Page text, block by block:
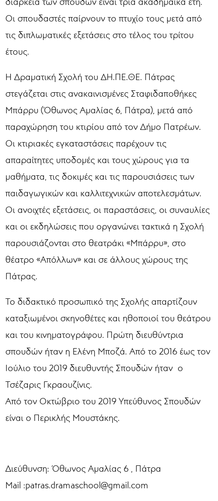
Οι σπουδαστές παίρνουν το πτυχίο τους μετά από
τις διπλωματικές εξετάσεις στο τέλος του τρίτου
έτους.
Η Δραματική Σχολή του ΔΗ.ΠΕ.ΘΕ. Πάτρας
στεγάζεται στις ανακαινισμένες Σταφιδαποθήκες
Μπάρρυ (Όθωνος Αμαλίας 6, Πάτρα), μετά από
παραχώρηση του κτιρίου από τον Δήμο Πατρέων.
Οι κτιριακές εγκαταστάσεις παρέχουν τις
απαραίτητες υποδομές και τους χώρους για τα
μαθήματα, τις δοκιμές και τις παρουσιάσεις των
παιδαγωγικών και καλλιτεχνικών αποτελεσμάτων.
Οι ανοιχτές εξετάσεις, οι παραστάσεις, οι συναυλίες
και οι εκδηλώσεις που οργανώνει τακτικά η Σχολή
παρουσιάζονται στο θεατράκι «Μπάρρυ», στο
θέατρο «Απόλλων» και σε άλλους χώρους της
Πάτρας.
Το διδακτικό προσωπικό της Σχολής απαρτίζουν
καταξιωμένοι σκηνοθέτες και ηθοποιοί του θεάτρου
και του κινηματογράφου. Πρώτη διευθύντρια
σπουδών ήταν η Ελένη Μποζά. Από το 2016 έως τον
Ιούλιο του 2019 διευθυντής Σπουδών ήταν ο
Τσέζαρις Γκραουζίνις.
Από τον Οκτώβριο του 2019 Υπεύθυνος Σπουδών
είναι ο Περικλής Μουστάκης.
Διεύθυνση: Όθωνος Αμαλίας 6 , Πάτρα
Mail :patras.dramaschool@gmail.com